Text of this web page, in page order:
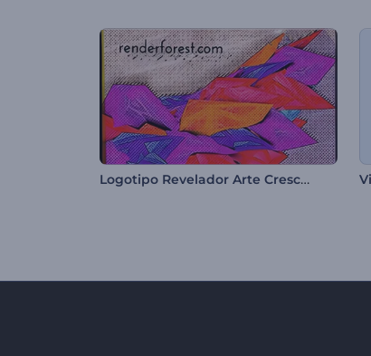
Logotipo Revelador Arte Crescente